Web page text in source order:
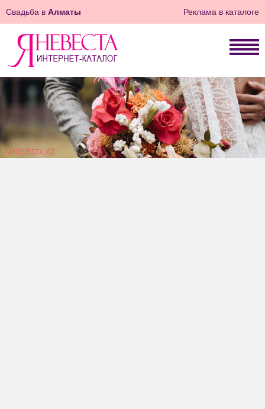
Свадьба в Алматы Реклама в каталоге